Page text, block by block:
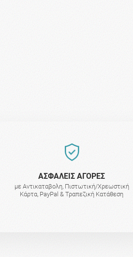
AΣΦΑΛΕΙΣ ΑΓΟΡΕΣ
με Αντικαταβολη, Πιστωτική/Χρεωστική
Κάρτα, PayPal & Τραπεζική Κατάθεση